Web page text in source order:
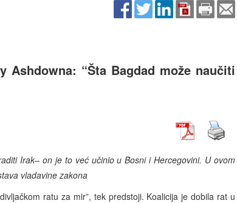
Ashdowna: “Šta Bagdad može naučiti
Irak– on je to već učinio u Bosni i Hercegovini. U ovom
vladavine zakona
ratu za mir”, tek predstoji. Koalicija je dobila rat u